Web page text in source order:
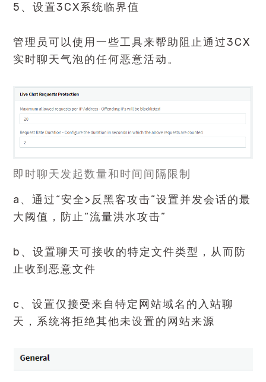
5、设置3CX系统临界值
管理员可以使用一些工具来帮助阻止通过3CX
实时聊天气泡的任何恶意活动。
即时聊天发起数量和时间间隔限制
a、通过“安全>反黑客攻击”设置并发会话的最
大阈值，防止“流量洪水攻击”
b、设置聊天可接收的特定文件类型，从而防
止收到恶意文件
c、设置仅接受来自特定网站域名的入站聊
天，系统将拒绝其他未设置的网站来源